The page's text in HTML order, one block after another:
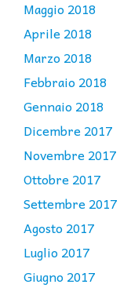
Maggio 2018
Aprile 2018
Marzo 2018
Febbraio 2018
Gennaio 2018
Dicembre 2017
Novembre 2017
Ottobre 2017
Settembre 2017
Agosto 2017
Luglio 2017
Giugno 2017